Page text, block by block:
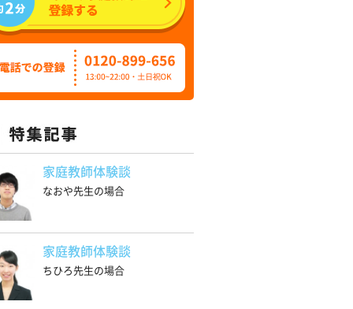
家庭教師体験談
なおや先生の場合
家庭教師体験談
ちひろ先生の場合